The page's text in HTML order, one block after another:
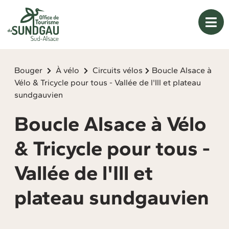
Bouger À vélo Circuits vélos
Boucle Alsace à
Vélo & Tricycle pour tous - Vallée de l'Ill et plateau
sundgauvien
Boucle Alsace à Vélo
& Tricycle pour tous -
Vallée de l'Ill et
plateau sundgauvien
Panneau de gestion des cookies